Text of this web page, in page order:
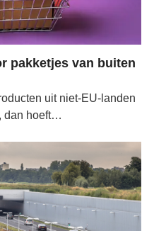
pakketjes van buiten
uit niet-EU-landen
dan hoeft…